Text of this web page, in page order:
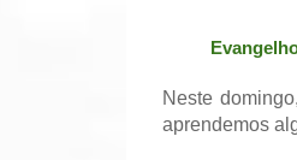
Neste
aprendemos